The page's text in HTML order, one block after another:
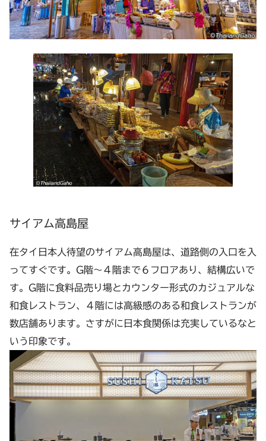
サイアム高島屋
在タイ日本人待望のサイアム高島屋は、道路側の入口を入
ってすぐです。G階〜４階まで６フロアあり、結構広いで
す。G階に食料品売り場とカウンター形式のカジュアルな
和食レストラン、４階には高級感のある和食レストランが
数店舗あります。さすがに日本食関係は充実しているなと
いう印象です。